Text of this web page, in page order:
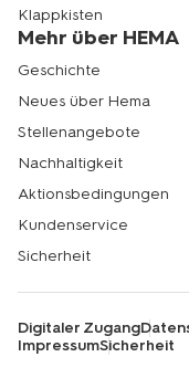
Klappkisten
Mehr über HEMA
Geschichte
Neues über Hema
Stellenangebote
Nachhaltigkeit
Aktionsbedingungen
Kundenservice
Sicherheit
Digitaler Zugang
ImpressumSicherheit